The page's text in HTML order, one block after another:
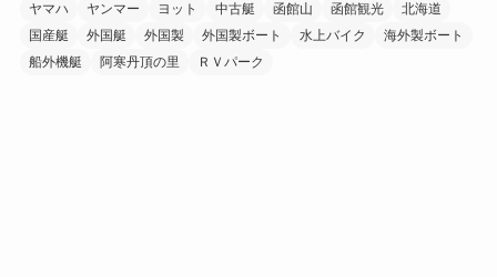
ヤマハ
ヤンマー ヨット 中古艇 函館山 函館観光
北海道
国産艇
外国艇 外国製 外国製ボート 水上バイク
海外製ボート
船外機艇
阿寒丹頂の里 ＲＶパーク